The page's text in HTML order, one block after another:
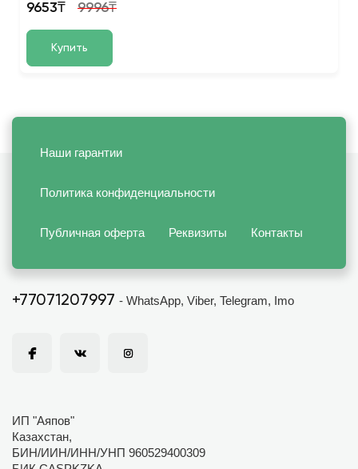
9653₸ 9996₸
Купить
Наши гарантии
Политика конфиденциальности
Публичная оферта Реквизиты Контакты
+77071207997 - WhatsApp, Viber, Telegram, Imo
ИП "Аяпов"
Казахстан,
БИН/ИИН/ИНН/УНП 960529400309